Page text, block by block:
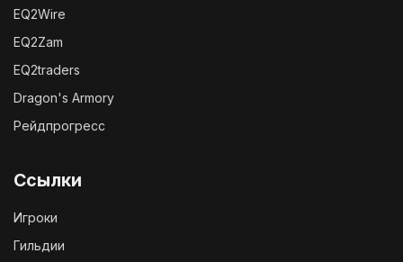
EQ2Wire
EQ2Zam
EQ2traders
Dragon's Armory
Рейдпрогресс
Ссылки
Игроки
Гильдии